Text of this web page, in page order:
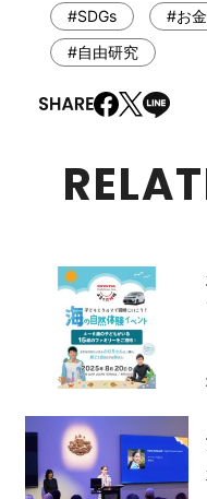
#SDGs #お
#自由研究